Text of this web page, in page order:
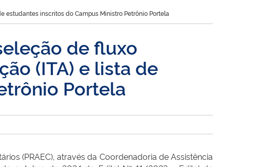
estudantes inscritos do Campus Ministro Petrônio Portela
de fluxo
(ITA) e lista de
Portela
(PRAEC), através da Coordenadoria de Assistência